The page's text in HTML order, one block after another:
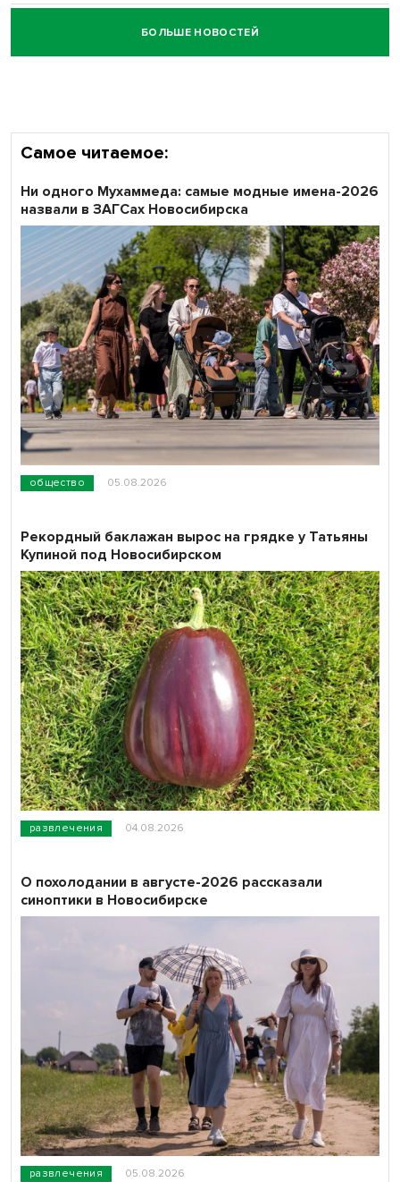
Честный выбор: видеонаблюдение обеспечит
объективность результатов ЕДГ в Новосибирской
БОЛЬШЕ НОВОСТЕЙ
Самое читаемое:
общество 05.08.2026
Ни одного Мухаммеда: самые модные имена-2026
назвали в ЗАГСах Новосибирска
развлечения 04.08.2026
Рекордный баклажан вырос на грядке у Татьяны
Купиной под Новосибирском
развлечения 05.08.2026
О похолодании в августе-2026 рассказали
синоптики в Новосибирске